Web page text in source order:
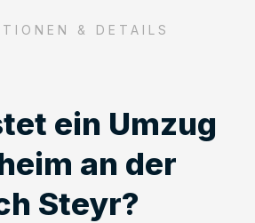
& DETAILS
ein Umzug
an der
Steyr?